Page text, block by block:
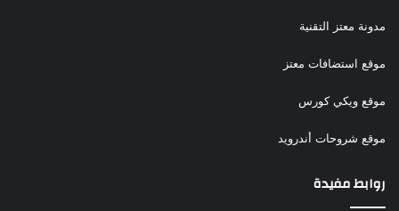
مدونة معتز التقنية
موقع استضافات معتز
موقع ويكي كورس
موقع شروحات أندرويد
روابط مفيدة